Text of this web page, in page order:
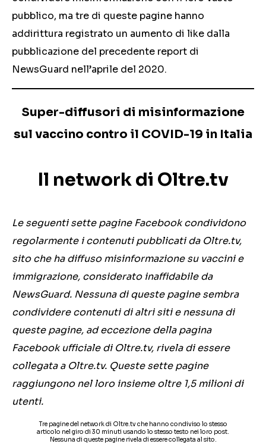
pubblico, ma tre di queste pagine hanno
addirittura registrato un aumento di like dalla
pubblicazione del precedente report di
NewsGuard nell’aprile del 2020.
Super-diffusori di misinformazione
sul vaccino contro il COVID-19 in Italia
Il network di Oltre.tv
Le seguenti sette pagine Facebook condividono
regolarmente i contenuti pubblicati da Oltre.tv,
sito che ha diffuso misinformazione su vaccini e
immigrazione, considerato inaffidabile da
NewsGuard. Nessuna di queste pagine sembra
condividere contenuti di altri siti e nessuna di
queste pagine, ad eccezione della pagina
Facebook ufficiale di Oltre.tv, rivela di essere
collegata a Oltre.tv. Queste sette pagine
raggiungono nel loro insieme oltre 1,5 milioni di
utenti.
Tre pagine del network di Oltre.tv che hanno condiviso lo stesso
articolo nel giro di 30 minuti usando lo stesso testo nei loro post.
Nessuna di queste pagine rivela di essere collegata al sito.